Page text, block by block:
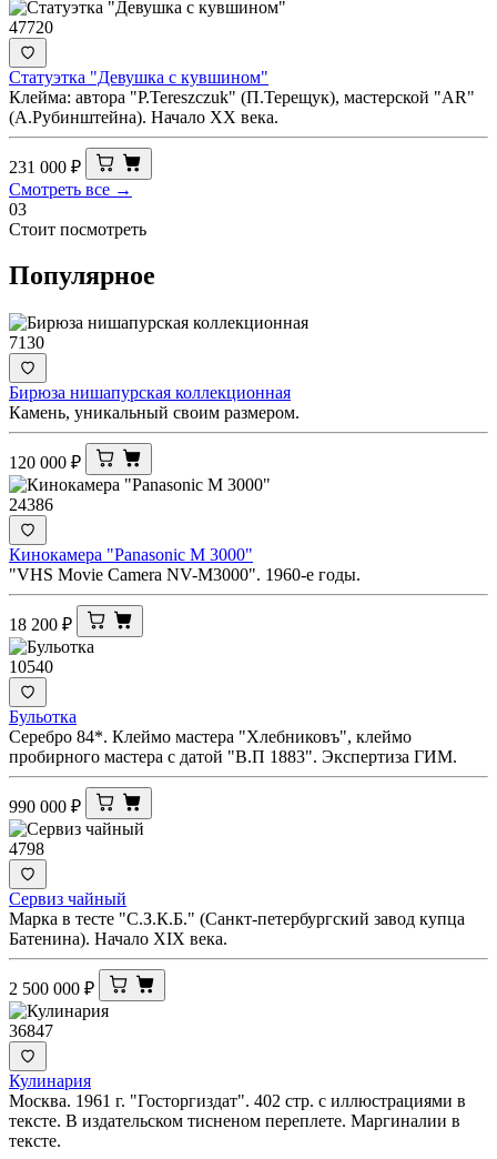
47720
Статуэтка "Девушка с кувшином"
Клейма: автора "Р.Tereszczuk" (П.Терещук), мастерской "AR"
(А.Рубинштейна). Начало ХХ века.
231 000 ₽
Смотреть все →
03
Стоит посмотреть
Популярное
7130
Бирюза нишапурская коллекционная
Камень, уникальный своим размером.
120 000 ₽
24386
Кинокамера "Panasonic M 3000"
"VHS Movie Camera NV-M3000". 1960-е годы.
18 200 ₽
10540
Бульотка
Серебро 84*. Клеймо мастера "Хлебниковъ", клеймо
пробирного мастера с датой "В.П 1883". Экспертиза ГИМ.
990 000 ₽
4798
Сервиз чайный
Марка в тесте "С.З.К.Б." (Санкт-петербургский завод купца
Батенина). Начало XIX века.
2 500 000 ₽
36847
Кулинария
Москва. 1961 г. "Госторгиздат". 402 стр. с иллюстрациями в
тексте. В издательском тисненом переплете. Маргиналии в
тексте.